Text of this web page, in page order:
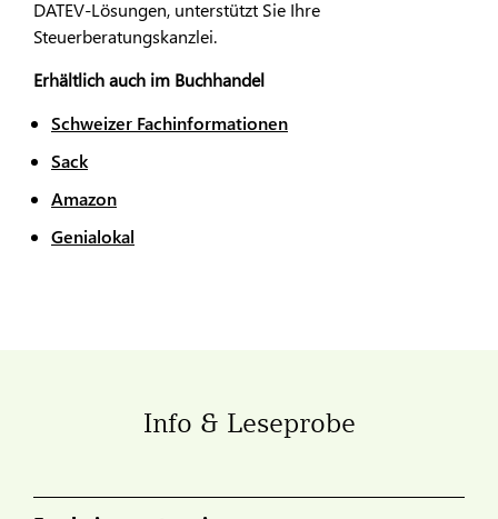
DATEV-Lösungen, unterstützt Sie Ihre
Steuerberatungskanzlei.
Erhältlich auch im Buchhandel
Schweizer Fachinformationen
Sack
Amazon
Genialokal
Info & Leseprobe